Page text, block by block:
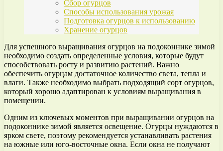
Сбор огурцов
Способы использования урожая
Подготовка огурцов к использованию
Хранение огурцов
Для успешного выращивания огурцов на подоконнике зимой
необходимо создать определенные условия, которые будут
способствовать росту и развитию растений. Важно
обеспечить огурцам достаточное количество света, тепла и
влаги. Также необходимо выбрать подходящий сорт огурцов,
который хорошо адаптирован к условиям выращивания в
помещении.
Одним из ключевых моментов при выращивании огурцов на
подоконнике зимой является освещение. Огурцы нуждаются в
ярком свете, поэтому рекомендуется устанавливать растения
на южные или юго-восточные окна. Если окна не получают